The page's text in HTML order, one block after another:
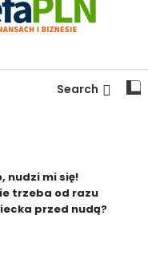
Search
mi się!
trzeba od razu
przed nudą?